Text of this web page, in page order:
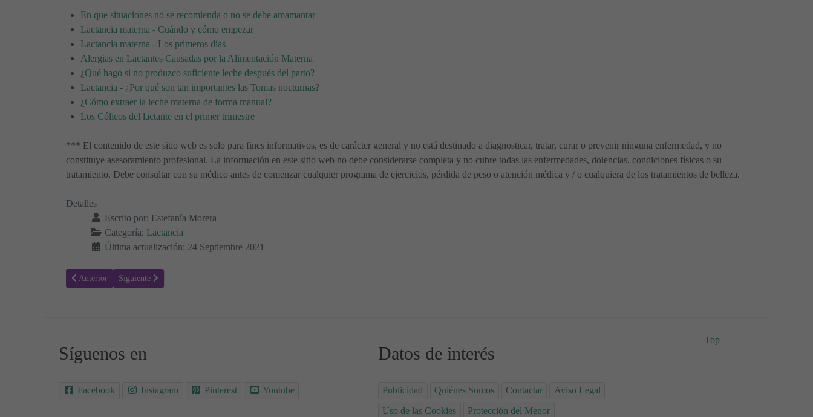
En que situaciones no se recomienda o no se debe amamantar
Lactancia materna - Cuándo y cómo empezar
Lactancia materna - Los primeros días
Alergias en Lactantes Causadas por la Alimentación Materna
¿Qué hago si no produzco suficiente leche después del parto?
Lactancia - ¿Por qué son tan importantes las Tomas nocturnas?
¿Cómo extraer la leche materna de forma manual?
Los Cólicos del lactante en el primer trimestre
*** El contenido de este sitio web es solo para fines informativos, es de carácter general y no está destinado a diagnosticar, tratar, curar o prevenir ninguna enfermedad, y no
constituye asesoramiento profesional. La información en este sitio web no debe considerarse completa y no cubre todas las enfermedades, dolencias, condiciones físicas o su
tratamiento. Debe consultar con su médico antes de comenzar cualquier programa de ejercicios, pérdida de peso o atención médica y / o cualquiera de los tratamientos de belleza.
Detalles
Escrito por: Estefanía Morera
Categoría: Lactancia
Última actualización: 24 Septiembre 2021
Artículo anterior: Recomendaciones para Prevenir Problemas durante el Destete
Anterior Artículo siguiente: ¿Cuánta leche debe tomar el bebé, mes a mes?
Siguiente
Síguenos en
Facebook Instagram Pinterest Youtube
Datos de interés
Publicidad Quiénes Somos Contactar
Aviso Legal
Uso de las Cookies
Protección del Menor
Top